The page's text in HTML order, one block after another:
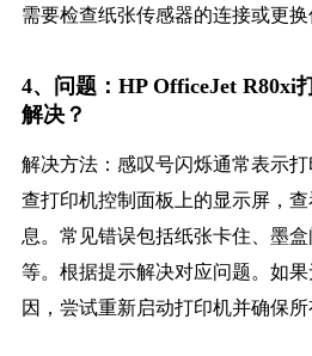
需要检查纸张传感器的连接或更换
4、问题：HP OfficeJet R80xi
解决？
解决方法：感叹号闪烁通常表示
查打印机控制面板上的显示屏，
息。常见错误包括纸张卡住、墨
等。根据提示解决对应问题。如
因，尝试重新启动打印机并确保所